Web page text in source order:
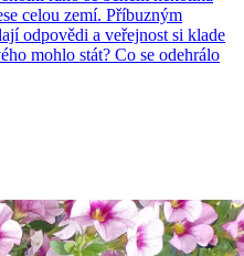
celou zemí. Příbuzným
odpovědi a veřejnost si klade
mohlo stát? Co se odehrálo